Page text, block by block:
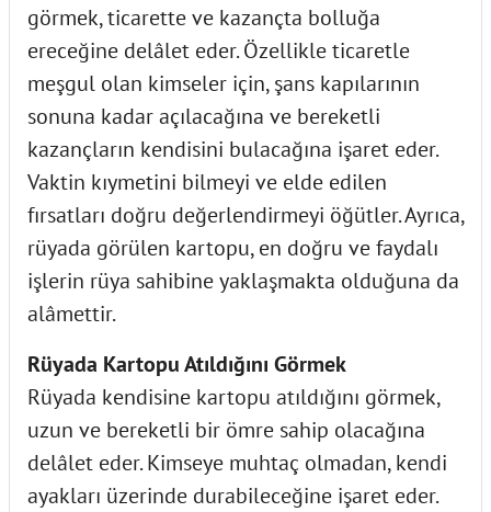
görmek, ticarette ve kazançta bolluğa
ereceğine delâlet eder. Özellikle ticaretle
meşgul olan kimseler için, şans kapılarının
sonuna kadar açılacağına ve bereketli
kazançların kendisini bulacağına işaret eder.
Vaktin kıymetini bilmeyi ve elde edilen
fırsatları doğru değerlendirmeyi öğütler. Ayrıca,
rüyada görülen kartopu, en doğru ve faydalı
işlerin rüya sahibine yaklaşmakta olduğuna da
alâmettir.
Rüyada Kartopu Atıldığını Görmek
Rüyada kendisine kartopu atıldığını görmek,
uzun ve bereketli bir ömre sahip olacağına
delâlet eder. Kimseye muhtaç olmadan, kendi
ayakları üzerinde durabileceğine işaret eder.